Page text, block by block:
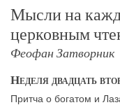
Мысли на
церковным
Феофан Затворник
Неделя двадцать
Притча о богатом и